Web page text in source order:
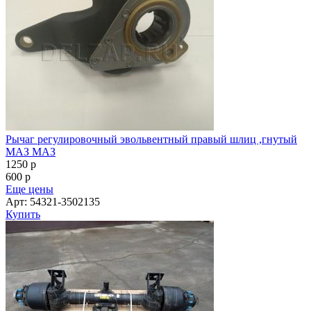
Ось поворотная в сборе к тралу, полуприцепу 12т 127/16мм
311*190, 1950 ОСЬ L1 ( Л1 )
370000p
365000
Еще цены
Купить